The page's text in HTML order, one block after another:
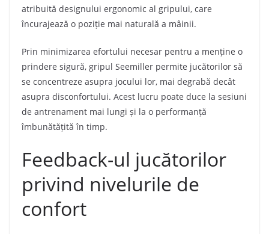
atribuită designului ergonomic al gripului, care
încurajează o poziție mai naturală a mâinii.
Prin minimizarea efortului necesar pentru a menține o
prindere sigură, gripul Seemiller permite jucătorilor să
se concentreze asupra jocului lor, mai degrabă decât
asupra disconfortului. Acest lucru poate duce la sesiuni
de antrenament mai lungi și la o performanță
îmbunătățită în timp.
Feedback-ul jucătorilor
privind nivelurile de
confort